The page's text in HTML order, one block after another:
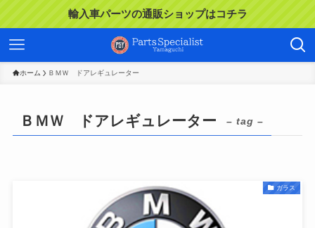
輸入車パーツの通販ショップはコチラ
ホーム ＢＭＷ ドアレギュレーター
ＢＭＷ ドアレギュレーター – tag –
ガラス